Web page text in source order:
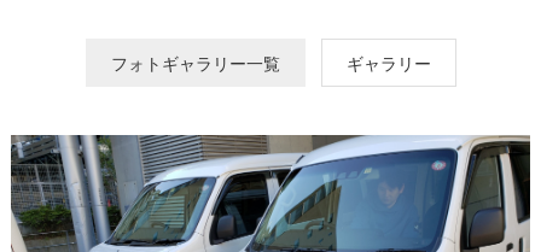
フォトギャラリー一覧 ギャラリー